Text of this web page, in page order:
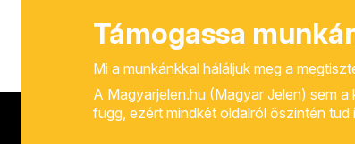
Támogassa
Mi a munkánkkal háláljuk meg a
A Magyarjelen.hu (Magyar Jelen) sem
függ, ezért mindkét oldalról őszintén